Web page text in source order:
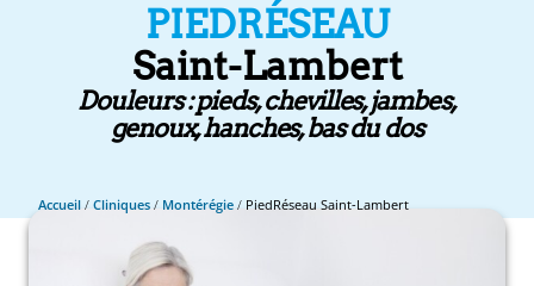
PIEDRÉSEAU
Saint-Lambert
Douleurs : pieds, chevilles, jambes,
genoux, hanches, bas du dos
Accueil / Cliniques / Montérégie / PiedRéseau Saint-Lambert